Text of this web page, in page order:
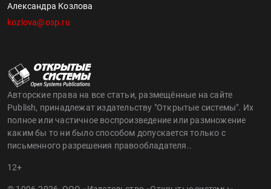
Александра Козлова
kozlova@osp.ru
Авторские права на все статьи, размещённые на сайте
Publish, принадлежат издательству "Открытые системы". Их
полное или частичное воспроизведение или размножение
каким бы то ни было способом допускается только с
письменного разрешения правообладателя..
12+